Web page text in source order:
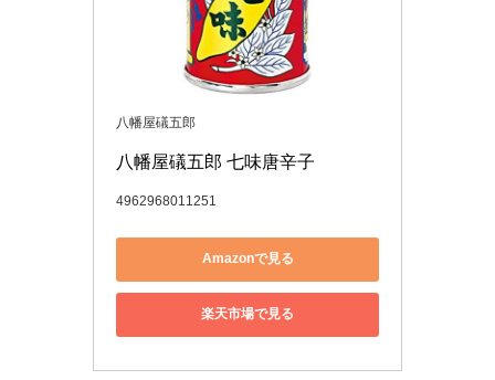
八幡屋礒五郎
八幡屋礒五郎 七味唐辛子
4962968011251
Amazonで見る
楽天市場で見る